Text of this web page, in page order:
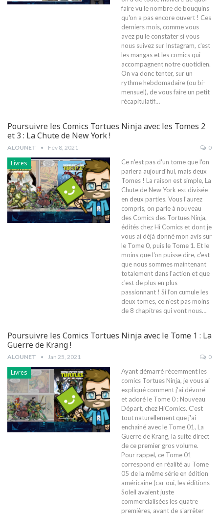
faire vu le nombre de bouquins
qu'on a pas encore ouvert ! Ces
derniers mois, comme vous
avez pu le constater si vous
nous suivez sur Instagram, c'est
les mangas et les comics qui
accompagnent notre quotidien.
On va donc tenter, sur un
rythme hebdomadaire (ou bi-
mensuel), de vous faire un petit
récapitulatif…
Poursuivre les Comics Tortues Ninja avec les Tomes 2
et 3 : La Chute de New York !
ALOUNET Fév 8, 2021 0
Livres
Ce n'est pas d'un tome que l'on
parlera aujourd'hui, mais deux
Tomes ! La raison est simple, La
Chute de New York est divisée
en deux parties. Vous l'aurez
compris, on parle à nouveau
des Comics des Tortues Ninja,
édités chez Hi Comics et dont je
vous ai déjà donné mon avis sur
le Tome 0, puis le Tome 1. Et le
moins que l'on puisse dire, c'est
que nous sommes maintenant
totalement dans l'action et que
c'est de plus en plus
passionnant ! Si l'on cumule les
deux tomes, ce n'est pas moins
de 8 chapitres qui vont nous…
Poursuivre les Comics Tortues Ninja avec le Tome 1 : La
Guerre de Krang !
ALOUNET Jan 25, 2021 0
Livres
Ayant démarré récemment les
comics Tortues Ninja, je vous ai
expliqué comment j'ai dévoré
et adoré le Tome 0 : Nouveau
Départ, chez HiComics. C'est
tout naturellement que j'ai
enchaîné avec le Tome 01, La
Guerre de Krang, la suite direct
de ce premier gros volume.
Pour rappel, ce Tome 01
correspond en réalité au Tome
05 de la même série en édition
américaine (car oui, les éditions
Soleil avaient juste
commercialisées les quatre
premières, avant de s'arrêter